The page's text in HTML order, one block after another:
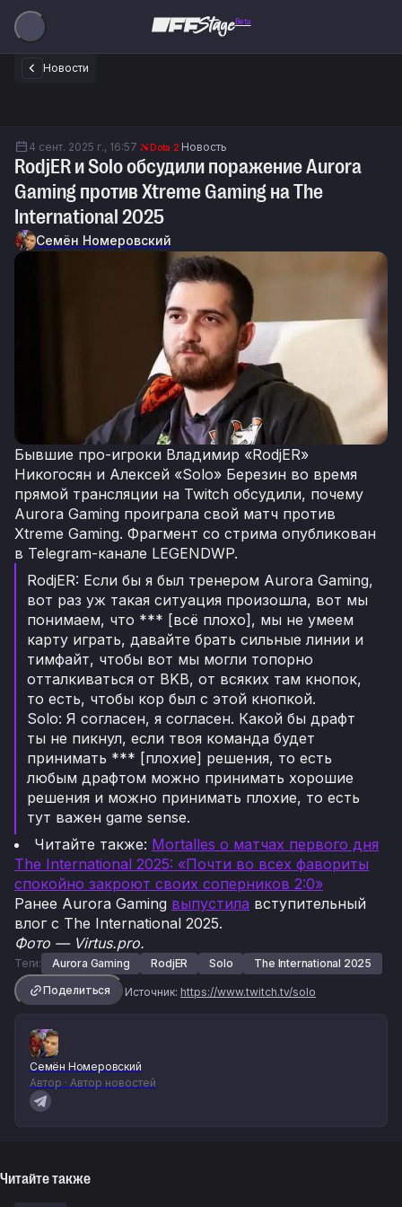
Beta
Новости
4 сент. 2025 г., 16:57 Dota 2 Новость
RodjER и Solo обсудили поражение Aurora
Gaming против Xtreme Gaming на The
International 2025
Семён Номеровский
Бывшие про-игроки Владимир «RodjER»
Никогосян и Алексей «Solo» Березин во время
прямой трансляции на Twitch обсудили, почему
Aurora Gaming проиграла свой матч против
Xtreme Gaming. Фрагмент со стрима опубликован
в Telegram-канале LEGENDWP.
RodjER: Если бы я был тренером Aurora Gaming,
вот раз уж такая ситуация произошла, вот мы
понимаем, что *** [всё плохо], мы не умеем
карту играть, давайте брать сильные линии и
тимфайт, чтобы вот мы могли топорно
отталкиваться от BKB, от всяких там кнопок,
то есть, чтобы кор был с этой кнопкой.
Solo: Я согласен, я согласен. Какой бы драфт
ты не пикнул, если твоя команда будет
принимать *** [плохие] решения, то есть
любым драфтом можно принимать хорошие
решения и можно принимать плохие, то есть
тут важен game sense.
Читайте также: Mortalles о матчах первого дня
The International 2025: «Почти во всех фавориты
спокойно закроют своих соперников 2:0»
Ранее Aurora Gaming выпустила вступительный
влог с The International 2025.
Фото — Virtus.pro.
Теги: Aurora Gaming RodjER Solo
The International 2025
Поделиться
Источник: https://www.twitch.tv/solo
Семён Номеровский
Автор · Автор новостей
Читайте также